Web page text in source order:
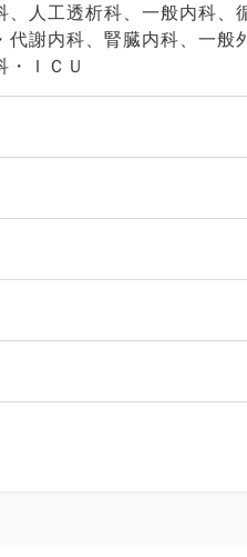
人工透析科、一般内科、
謝内科、腎臓内科、一般
・ＩＣＵ